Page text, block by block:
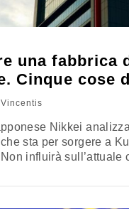
una fabbrica
Cinque cose
Nikkei
sta per sorgere a
influirà sull’attuale